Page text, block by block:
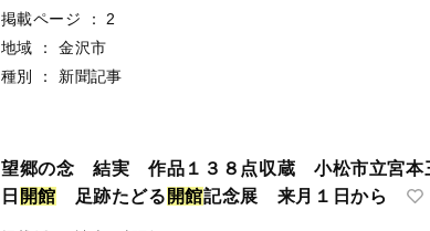
掲載ページ
：
2
地域
：
金沢市
種別
： 新聞記事
望郷の念 結実 作品１３８点収蔵 小松市立宮本
日 開館 足跡たどる 開館記念展 来月１日から